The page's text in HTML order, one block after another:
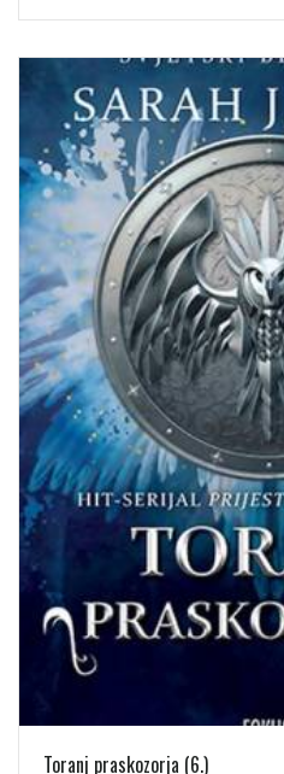
Toranj praskozorja (6.)